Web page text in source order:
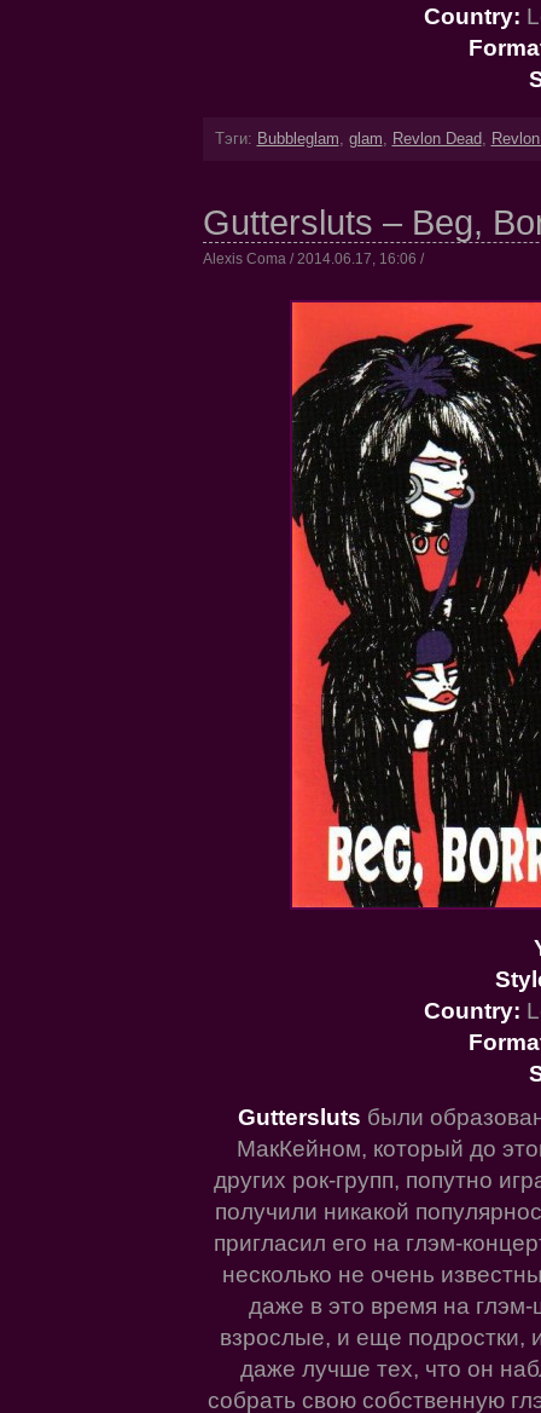
Country:
Тэги: Bubbleglam, glam, Revlon Dead,
Guttersluts – Beg,
Alexis Coma / 2014.06.17, 16:06 /
Country:
Guttersluts были
МакКейном, который до
других рок-групп, попутно
получили никакой
пригласил его на глэм-
несколько не очень
даже в это время на
взрослые, и еще подростки,
даже лучше тех, что он
собрать свою собственную